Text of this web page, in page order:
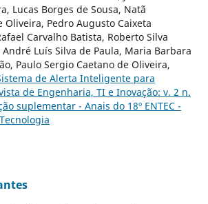
Lucas Borges de Sousa, Natã
Oliveira, Pedro Augusto Caixeta
Carvalho Batista, Roberto Silva
Luís Silva de Paula, Maria Barbara
Paulo Sergio Caetano de Oliveira,
de Alerta Inteligente para
de Engenharia, TI e Inovação: v. 2 n.
suplementar - Anais do 18º ENTEC -